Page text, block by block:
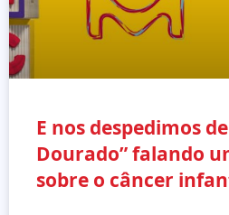
E nos despedimos
Dourado” falando
sobre o câncer